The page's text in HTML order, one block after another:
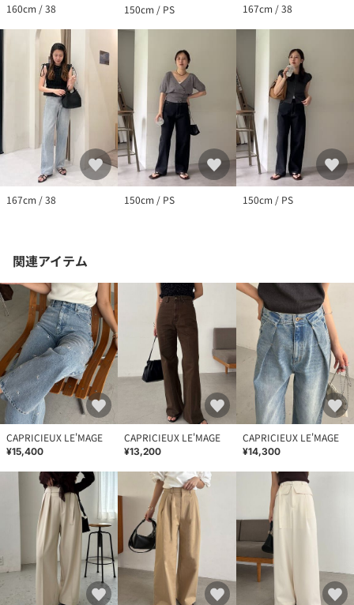
※お取り扱い上のご注意
この製品は、非常に色落ち・色移りしますのでご着用の際は次の
点に十分ご注意ください。
・白、淡色系衣料品と重ね合せ着用されますと、摩擦によって色
移りします。
・白、ベージュ系のハンドバッグや靴など、アクセサリーの摩擦
によって色移りします。
・雨の日や汗等、濡れた状態はさらに他の衣料品等へ色落ち、色
移りしやすくなります。
※デニム製品は、汗や摩擦により、衣類・バッグ・イス・車のシ
ートなどに色移りしますのでご注意下さい。
160cm / 38 150cm / PS 167cm / 38
167cm / 38 150cm / PS 150cm / PS
関連アイテム
CAPRICIEUX LE'MAGE
¥15,400
CAPRICIEUX LE'MAGE
¥13,200
CAPRICIEUX LE'MAGE
¥14,300